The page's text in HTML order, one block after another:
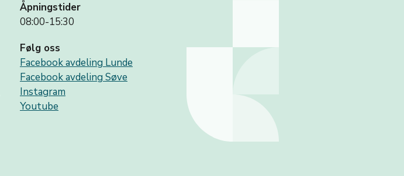
Åpningstider
08:00-15:30
Følg oss
Facebook avdeling Lunde
Facebook avdeling Søve
Instagram
Youtube